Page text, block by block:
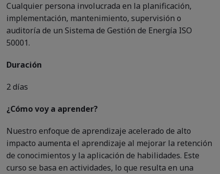
Cualquier persona involucrada en la planificación,
implementación, mantenimiento, supervisión o
auditoría de un Sistema de Gestión de Energía ISO
50001.
Duración
2 días
¿Cómo voy a aprender?
Nuestro enfoque de aprendizaje acelerado de alto
impacto aumenta el aprendizaje al mejorar la retención
de conocimientos y la aplicación de habilidades. Este
curso se basa en actividades, lo que resulta en una